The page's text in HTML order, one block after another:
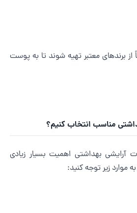
معتبر تهیه شوند تا به پوست
مناسب انتخاب کنیم؟
بهداشتی اهمیت بسیار زیادی
زیر توجه کنید: